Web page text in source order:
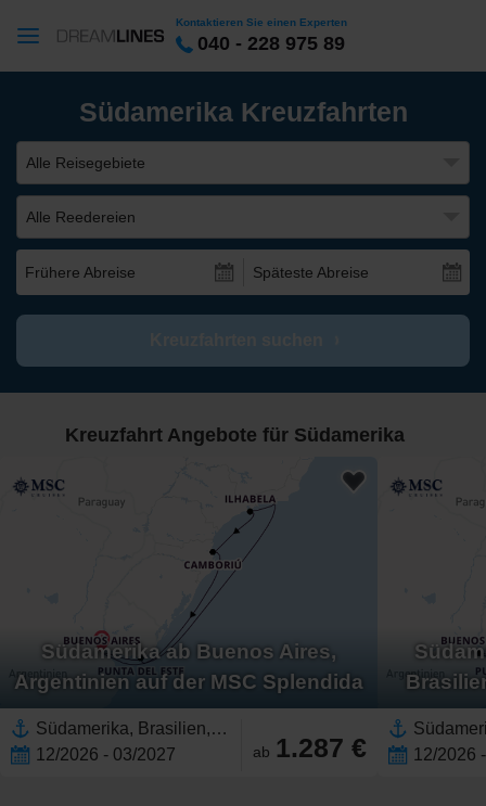
Kontaktieren Sie einen Experten
040 - 228 975 89
Südamerika Kreuzfahrten
Alle Reisegebiete
Alle Reedereien
Frühere Abreise Späteste Abreise
Kreuzfahrt Angebote für Südamerika
Südamerika ab Buenos Aires,
Argentinien auf der MSC Splendida
Südamerika, Brasilien,Uruguay,Argentinien
12/2026 - 03/2027
ab 1.287 € 12/2026